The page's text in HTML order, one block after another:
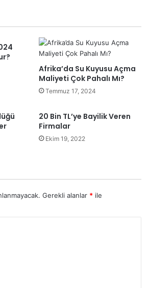
Afrika’da Su Kuyusu Açma
Maliyeti Çok Pahalı Mı?
Temmuz 17, 2024
20 Bin TL’ye Bayilik Veren
Firmalar
Ekim 19, 2022
Gerekli alanlar * ile